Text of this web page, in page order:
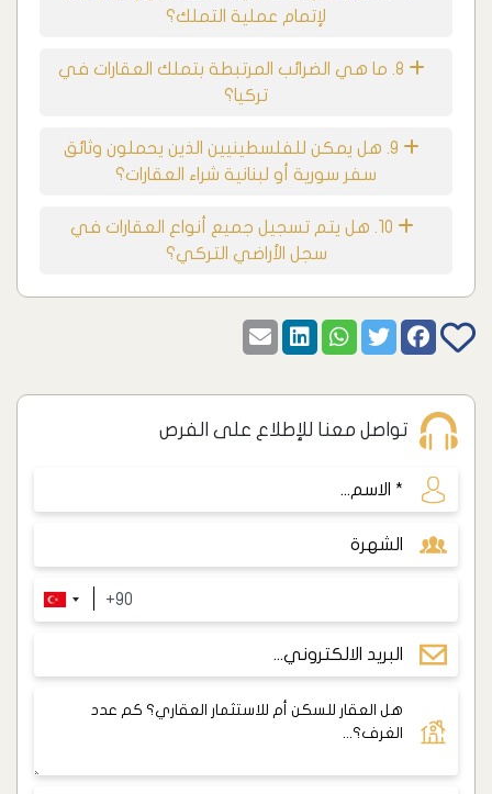
لإتمام عملية التملك؟
8. ما هي الضرائب المرتبطة بتملك العقارات في
تركيا؟
9. هل يمكن للفلسطينيين الذين يحملون وثائق
سفر سورية أو لبنانية شراء العقارات؟
10. هل يتم تسجيل جميع أنواع العقارات في
سجل الأراضي التركي؟
تواصل معنا للإطلاع على الفرص